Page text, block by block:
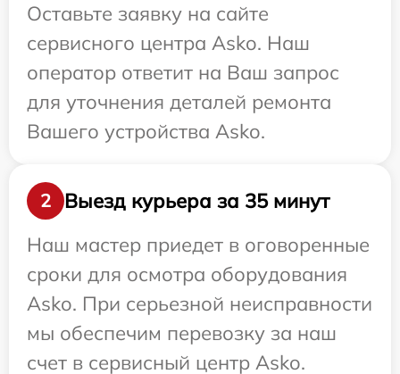
Оставьте заявку на сайте
сервисного центра Asko. Наш
оператор ответит на Ваш запрос
для уточнения деталей ремонта
Вашего устройства Asko.
2
Выезд курьера за 35 минут
Наш мастер приедет в оговоренные
сроки для осмотра оборудования
Asko. При серьезной неисправности
мы обеспечим перевозку за наш
счет в сервисный центр Asko.